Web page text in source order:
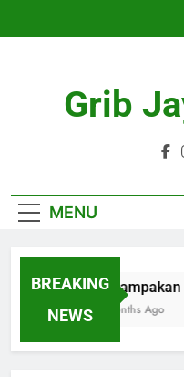
Grib
MENU
BREAKING
NEWS
Penampakan
4 Months Ago